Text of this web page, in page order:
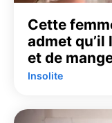
Cette
admet
et de
Insolite